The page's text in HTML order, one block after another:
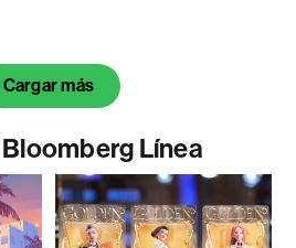
Cargar más
Línea